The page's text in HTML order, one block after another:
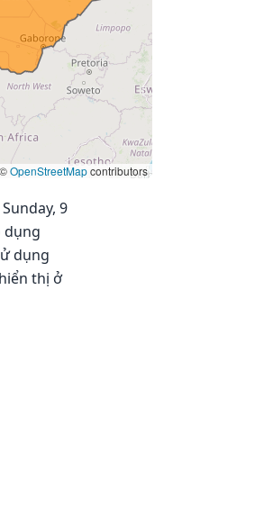
©OpenStreetMapcontributors
9
dụng
dụng
thị ở